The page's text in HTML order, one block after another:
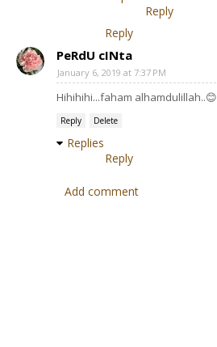
Reply
Reply
PeRdU cINta
January 6, 2019 at 7:37 PM
Hihihihi...faham alhamdulillah..😊
Reply Delete
Replies
Reply
Add comment